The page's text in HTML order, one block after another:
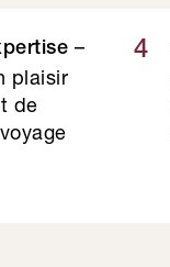
–
plaisir
de
4